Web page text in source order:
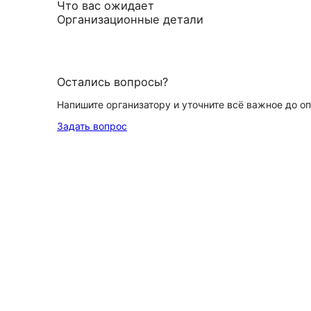
Что вас ожидает
Организационные детали
Остались вопросы?
Напишите организатору и уточните всё важное до
Задать вопрос